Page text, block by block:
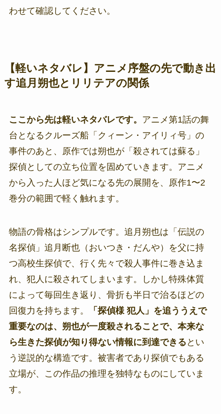
わせて確認してください。
【軽いネタバレ】アニメ序盤の先で動き出
す追月朔也とリリテアの関係
ここから先は軽いネタバレです。 アニメ第1話の舞
台となるクルーズ船「クィーン・アイリィ号」の
事件のあと、原作では朔也が「殺されては蘇る」
探偵としての立ち位置を固めていきます。アニメ
から入った人ほど気になる先の展開を、原作1〜2
巻分の範囲で軽く触れます。
物語の骨格はシンプルです。追月朔也は「伝説の
名探偵」追月断也（おいつき・だんや）を父に持
つ高校生探偵で、行く先々で殺人事件に巻き込ま
れ、犯人に殺されてしまいます。しかし特殊体質
によって毎回生き返り、骨折も半日で治るほどの
回復力を持ちます。
「探偵様 犯人」を追ううえで
重要なのは、朔也が一度殺されることで、本来な
ら生きた探偵が知り得ない情報に到達できる とい
う逆説的な構造です。被害者であり探偵でもある
立場が、この作品の推理を独特なものにしていま
す。